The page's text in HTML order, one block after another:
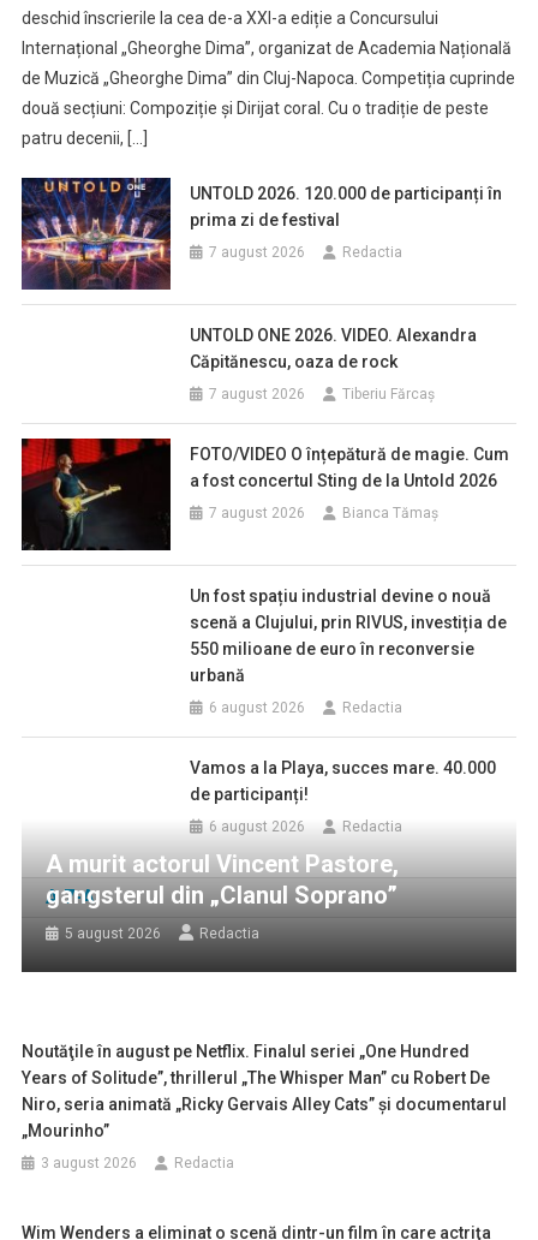
deschid înscrierile la cea de-a XXI-a ediție a Concursului
Internațional „Gheorghe Dima”, organizat de Academia Națională
de Muzică „Gheorghe Dima” din Cluj-Napoca. Competiția cuprinde
două secțiuni: Compoziție și Dirijat coral. Cu o tradiție de peste
patru decenii, […]
UNTOLD 2026. 120.000 de participanți în
prima zi de festival
7 august 2026 Redactia
UNTOLD ONE 2026. VIDEO. Alexandra
Căpitănescu, oaza de rock
7 august 2026 Tiberiu Fărcaş
FOTO/VIDEO O înțepătură de magie. Cum
a fost concertul Sting de la Untold 2026
7 august 2026 Bianca Tămaș
Un fost spațiu industrial devine o nouă
scenă a Clujului, prin RIVUS, investiția de
550 milioane de euro în reconversie
urbană
6 august 2026 Redactia
Vamos a la Playa, succes mare. 40.000
de participanți!
6 august 2026 Redactia
A 7-A
A murit actorul Vincent Pastore,
gangsterul din „Clanul Soprano”
5 august 2026 Redactia
Noutăţile în august pe Netflix. Finalul seriei „One Hundred
Years of Solitude”, thrillerul „The Whisper Man” cu Robert De
Niro, seria animată „Ricky Gervais Alley Cats” şi documentarul
„Mourinho”
3 august 2026 Redactia
Wim Wenders a eliminat o scenă dintr-un film în care actriţa